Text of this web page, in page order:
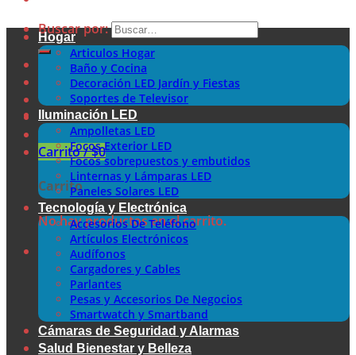
Buscar por:
Carrito /$0
Carrito
No hay productos en el carrito.
Hogar
Articulos Hogar
Baño y Cocina
Decoración LED Jardín y Fiestas
Soportes de Televisor
Iluminación LED
Ampolletas LED
Focos Exterior LED
Focos sobrepuestos y embutidos
Linternas y Lámparas LED
Paneles Solares LED
Tecnología y Electrónica
Accesorios De Teléfono
Artículos Electrónicos
Audífonos
Cargadores y Cables
Parlantes
Pesas y Accesorios De Negocios
Smartwatch y Smartband
Cámaras de Seguridad y Alarmas
Salud Bienestar y Belleza